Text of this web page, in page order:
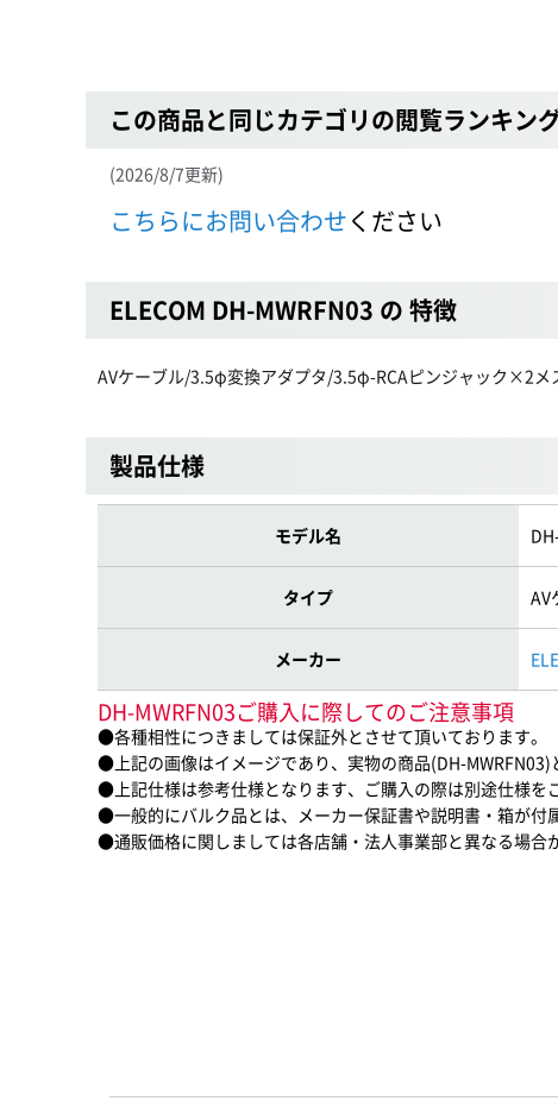
この商品と同じカテゴリの閲覧ランキン
(2026/8/7更新)
こちらにお問い合わせください
ELECOM DH-MWRFN03 の 特徴
AVケーブル/3.5φ変換アダプタ/3.5φ-RCAピンジャック×2メ
製品仕様
モデル名
タイプ AV
メーカー
DH-MWRFN03ご購入に際してのご注意事項
●各種相性につきましては保証外とさせて頂いております。
●上記の画像はイメージであり、実物の商品(DH-MWRFN03)
●上記仕様は参考仕様となります、ご購入の際は別途仕様を
●一般的にバルク品とは、メーカー保証書や説明書・箱が付
●通販価格に関しましては各店舗・法人事業部と異なる場合